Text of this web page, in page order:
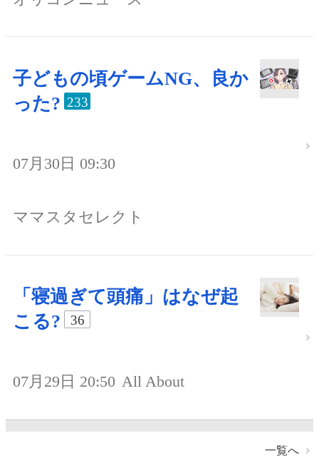
子どもの頃ゲームNG、良か
った? 233
07月30日 09:30
ママスタセレクト
「寝過ぎて頭痛」はなぜ起
こる?
36
07月29日 20:50 All About
一覧へ